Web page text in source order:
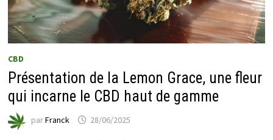
CBD
Présentation de la Lemon Grace, une fleur
qui incarne le CBD haut de gamme
parFranck 28/06/2025